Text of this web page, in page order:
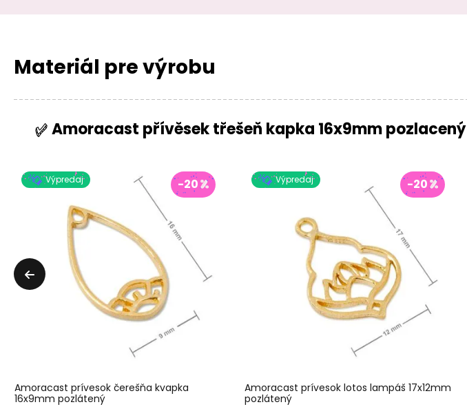
Materiál pre výrobu
Amoracast přívěsek třešeň kapka 16x9mm pozlacený
Výpredaj -20
Amoracast prívesok čerešňa kvapka
16x9mm pozlátený
Výpredaj -20
Amoracast prívesok lotos lampáš 17x12mm
pozlátený